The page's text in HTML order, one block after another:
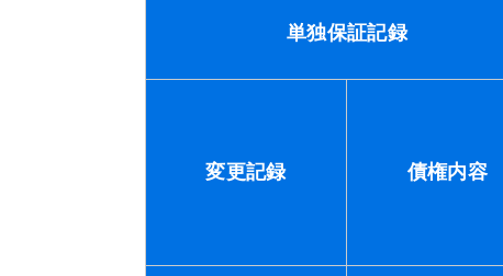
単独保証記録
変更記録 債権内容